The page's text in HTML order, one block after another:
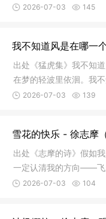
点红无语
2026-07-03 145
我不知道风是在哪一
出处《猛虎集》我不知
在梦的轻波里依洄。我
中，她的
2026-07-03 139
雪花的快乐 - 徐志摩
出处《志摩的诗》假如
一定认清我的方向——
方向。不
2026-07-03 104